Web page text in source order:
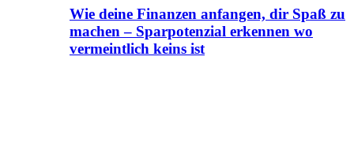
Wie deine Finanzen anfangen, dir Spaß zu
machen – Sparpotenzial erkennen wo
vermeintlich keins ist